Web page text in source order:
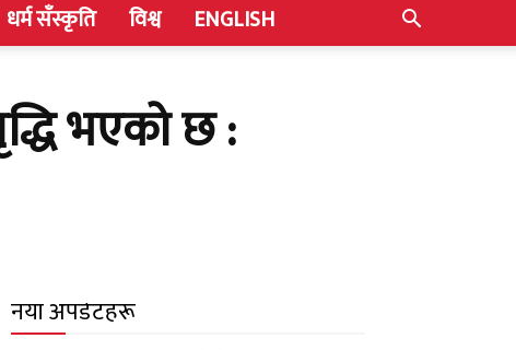
धर्म सँस्कृति विश्व ENGLISH
भएको छ :
नयाँ अपडेटहरू